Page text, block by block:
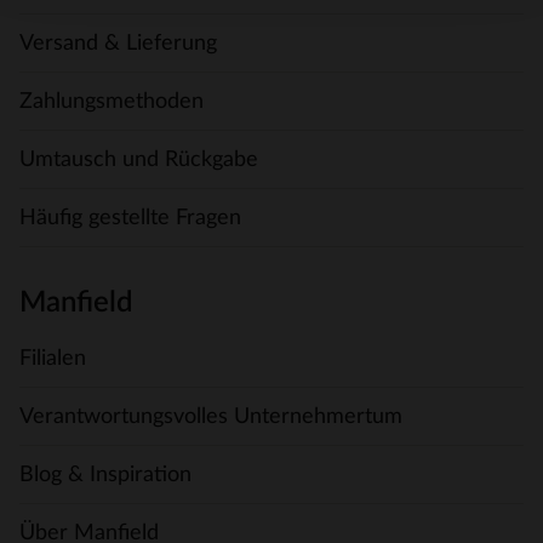
Versand & Lieferung
Zahlungsmethoden
Umtausch und Rückgabe
Häufig gestellte Fragen
Manfield
Filialen
Verantwortungsvolles Unternehmertum
Blog & Inspiration
Über Manfield